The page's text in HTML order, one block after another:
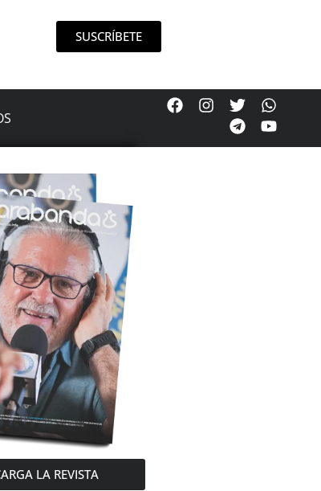
SUSCRÍBETE
LA REVISTA